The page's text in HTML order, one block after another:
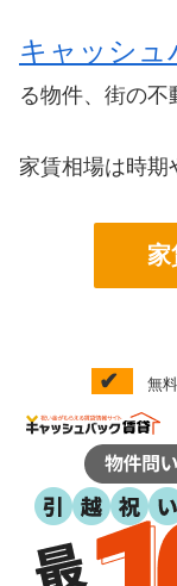
キャッシュ
る物件、街の不
家賃相場は時期
家
✔ 無料